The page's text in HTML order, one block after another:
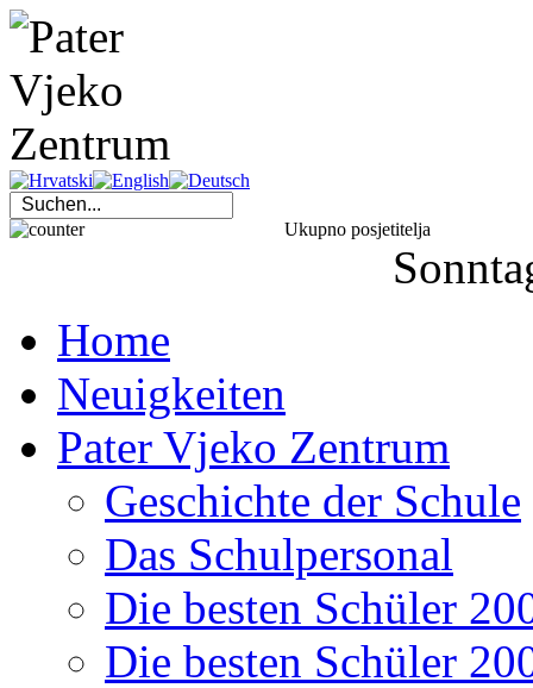
Ukupno posjetitelja
Home
Neuigkeiten
Pater Vjeko Zentrum
Geschichte der Schule
Das Schulpersonal
Die besten Schüler
Die besten Schüler